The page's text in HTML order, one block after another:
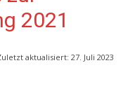
2021
aktualisiert: 27. Juli 2023